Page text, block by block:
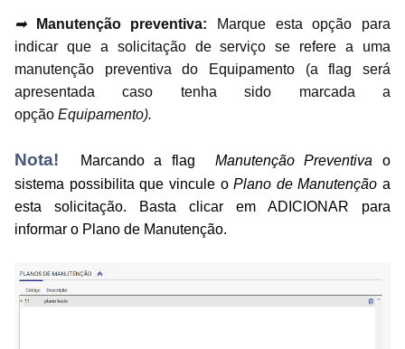
➡ Manutenção preventiva:
Marque esta opção para
indicar que a solicitação de serviço se refere a uma
manutenção preventiva do Equipamento (a flag será
apresentada caso tenha sido marcada a
opção Equipamento).
Nota! Marcando a flag Manutenção Preventiva
o
sistema possibilita que vincule oPlano de Manutenção a
esta solicitação. Basta clicar em ADICIONAR para
informar o Plano de Manutenção.